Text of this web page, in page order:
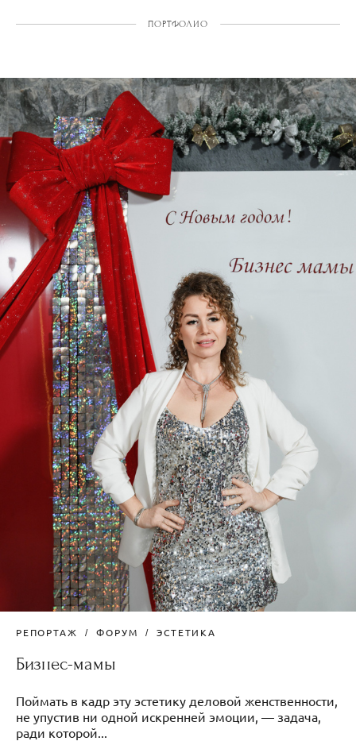
ПОРТФОЛИО
РЕПОРТАЖ ФОРУМ ЭСТЕТИКА
Бизнес-мамы
Поймать в кадр эту эстетику деловой женственности,
не упустив ни одной искренней эмоции, — задача,
ради которой...